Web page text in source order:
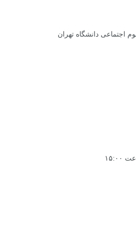
اجتماعی دانشگاه تهران